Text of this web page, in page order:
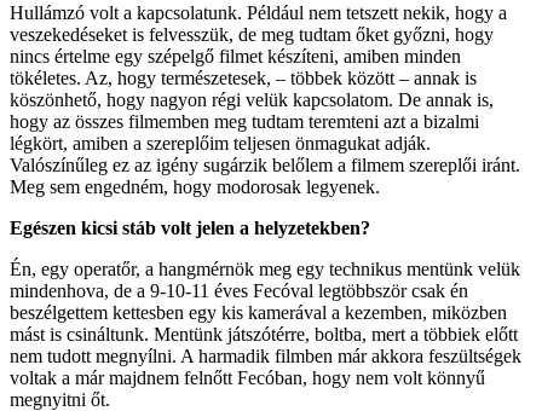
Hullámzó volt a kapcsolatunk. Például nem tetszett nekik, hogy a
veszekedéseket is felvesszük, de meg tudtam őket győzni, hogy
nincs értelme egy szépelgő filmet készíteni, amiben minden
tökéletes. Az, hogy természetesek, – többek között – annak is
köszönhető, hogy nagyon régi velük kapcsolatom. De annak is,
hogy az összes filmemben meg tudtam teremteni azt a bizalmi
légkört, amiben a szereplőim teljesen önmagukat adják.
Valószínűleg ez az igény sugárzik belőlem a filmem szereplői iránt.
Meg sem engedném, hogy modorosak legyenek.
Egészen kicsi stáb volt jelen a helyzetekben?
Én, egy operatőr, a hangmérnök meg egy technikus mentünk velük
mindenhova, de a 9-10-11 éves Fecóval legtöbbször csak én
beszélgettem kettesben egy kis kamerával a kezemben, miközben
mást is csináltunk. Mentünk játszótérre, boltba, mert a többiek előtt
nem tudott megnyílni. A harmadik filmben már akkora feszültségek
voltak a már majdnem felnőtt Fecóban, hogy nem volt könnyű
megnyitni őt.